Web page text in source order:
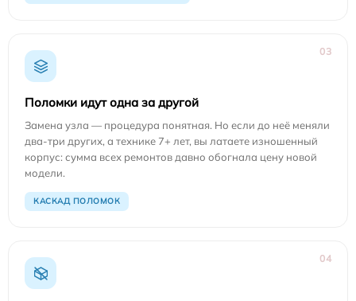
03
Поломки идут одна за другой
Замена узла — процедура понятная. Но если до неё меняли
два-три других, а технике 7+ лет, вы латаете изношенный
корпус: сумма всех ремонтов давно обогнала цену новой
модели.
КАСКАД ПОЛОМОК
04